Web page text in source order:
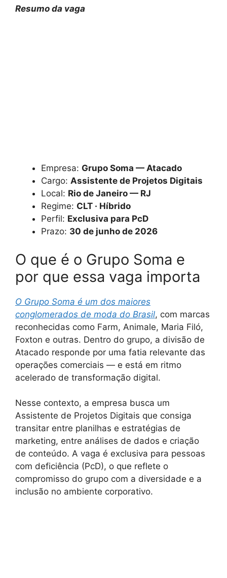
Resumo da vaga
Empresa: Grupo Soma — Atacado
Cargo: Assistente de Projetos Digitais
Local: Rio de Janeiro — RJ
Regime: CLT · Híbrido
Perfil: Exclusiva para PcD
Prazo: 30 de junho de 2026
O que é o Grupo Soma e
por que essa vaga importa
O Grupo Soma é um dos maiores
conglomerados de moda do Brasil, com marcas
reconhecidas como Farm, Animale, Maria Filó,
Foxton e outras. Dentro do grupo, a divisão de
Atacado responde por uma fatia relevante das
operações comerciais — e está em ritmo
acelerado de transformação digital.
Nesse contexto, a empresa busca um
Assistente de Projetos Digitais que consiga
transitar entre planilhas e estratégias de
marketing, entre análises de dados e criação
de conteúdo. A vaga é exclusiva para pessoas
com deficiência (PcD), o que reflete o
compromisso do grupo com a diversidade e a
inclusão no ambiente corporativo.